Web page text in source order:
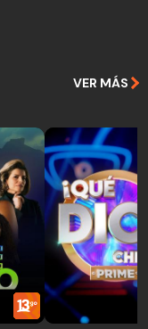
VER MÁS